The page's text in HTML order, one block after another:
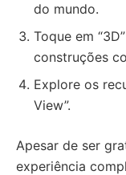
do mundo.
Toque em
construções
Explore os
View”.
Apesar de ser
experiência